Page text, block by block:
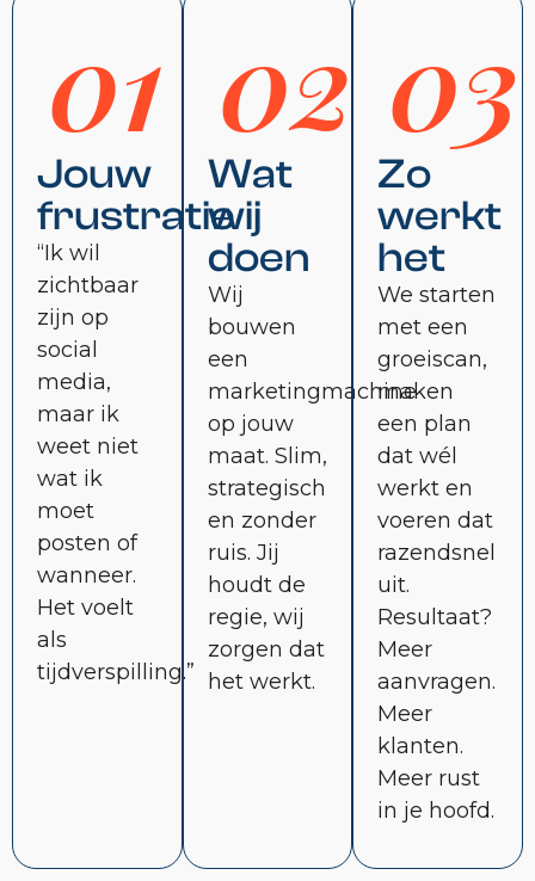
01
Jouw
frustratie
“Ik wil
zichtbaar
zijn op
social
media,
maar ik
weet niet
wat ik
moet
posten of
wanneer.
Het voelt
als
tijdverspilling.”
02
Wat
wij
doen
Wij
bouwen
een
marketingmachine
op jouw
maat. Slim,
strategisch
en zonder
ruis. Jij
houdt de
regie, wij
zorgen dat
het werkt.
03
Zo
werkt
het
We starten
met een
groeiscan,
maken
een plan
dat wél
werkt en
voeren dat
razendsnel
uit.
Resultaat?
Meer
aanvragen.
Meer
klanten.
Meer rust
in je hoofd.